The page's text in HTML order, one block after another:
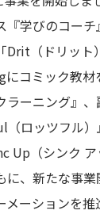
『学びのコー
Drit（ドリット
にコミック教
ラーニング』
ロッツフル）
Up（シンク
に、新たな事
メーションを